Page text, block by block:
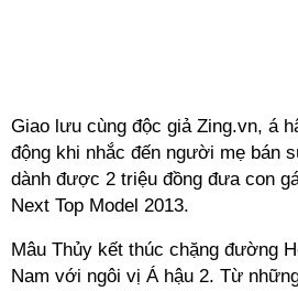
Giao lưu cùng độc giả Zing.vn, á
động khi nhắc đến người mẹ bán
dành được 2 triệu đồng đưa con
Next Top Model 2013.
Mâu Thủy kết thúc chặng đường
Nam với ngôi vị Á hậu 2. Từ